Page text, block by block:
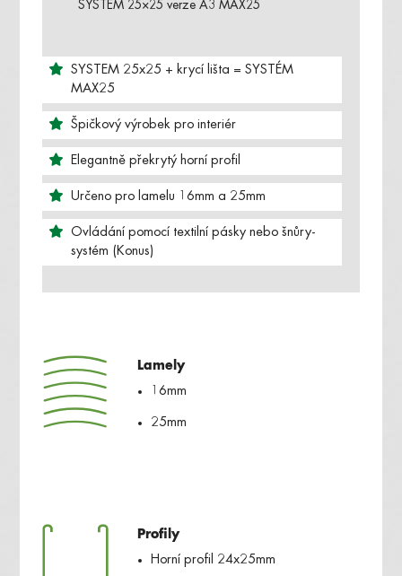
SYSTEM 25×25 verze A3 MAX25
SYSTEM 25x25 + krycí lišta = SYSTÉM
MAX25
Špičkový výrobek pro interiér
Elegantně překrytý horní profil
Určeno pro lamelu 16mm a 25mm
Ovládání pomocí textilní pásky nebo šnůry-
systém (Konus)
Lamely
16mm
25mm
Profily
Horní profil 24x25mm